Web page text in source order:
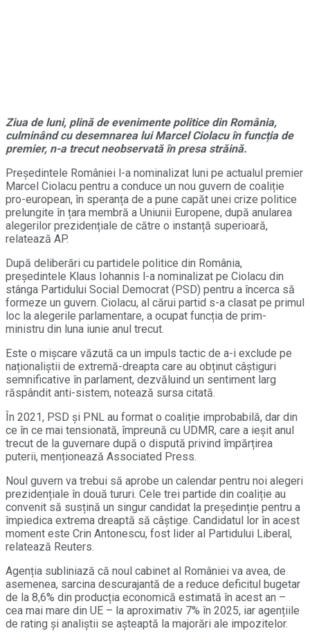
Ziua de luni, plină de evenimente politice din România,
culminând cu desemnarea lui Marcel Ciolacu în funcția de
premier, n-a trecut neobservată în presa străină.
Președintele României l-a nominalizat luni pe actualul premier
Marcel Ciolacu pentru a conduce un nou guvern de coaliție
pro-european, în speranța de a pune capăt unei crize politice
prelungite în țara membră a Uniunii Europene, după anularea
alegerilor prezidențiale de către o instanță superioară,
relatează AP.
După deliberări cu partidele politice din România,
președintele Klaus Iohannis l-a nominalizat pe Ciolacu din
stânga Partidului Social Democrat (PSD) pentru a încerca să
formeze un guvern. Ciolacu, al cărui partid s-a clasat pe primul
loc la alegerile parlamentare, a ocupat funcția de prim-
ministru din luna iunie anul trecut.
Este o mișcare văzută ca un impuls tactic de a-i exclude pe
naționaliștii de extremă-dreapta care au obținut câștiguri
semnificative în parlament, dezvăluind un sentiment larg
răspândit anti-sistem, notează sursa citată.
În 2021, PSD și PNL au format o coaliție improbabilă, dar din
ce în ce mai tensionată, împreună cu UDMR, care a ieșit anul
trecut de la guvernare după o dispută privind împărțirea
puterii, menționează Associated Press.
Noul guvern va trebui să aprobe un calendar pentru noi alegeri
prezidențiale în două tururi. Cele trei partide din coaliție au
convenit să susțină un singur candidat la președinție pentru a
împiedica extrema dreaptă să câștige. Candidatul lor în acest
moment este Crin Antonescu, fost lider al Partidului Liberal,
relatează Reuters.
Agenția subliniază că noul cabinet al României va avea, de
asemenea, sarcina descurajantă de a reduce deficitul bugetar
de la 8,6% din producția economică estimată în acest an –
cea mai mare din UE – la aproximativ 7% în 2025, iar agențiile
de rating și analiștii se așteaptă la majorări ale impozitelor.